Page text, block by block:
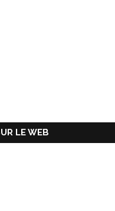
LE WEB